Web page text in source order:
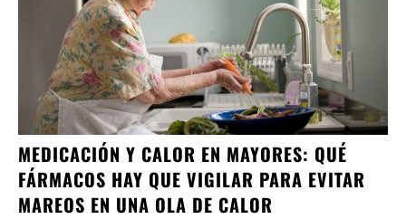
MEDICACIÓN Y CALOR EN MAYORES: QUÉ
FÁRMACOS HAY QUE VIGILAR PARA EVITAR
MAREOS EN UNA OLA DE CALOR